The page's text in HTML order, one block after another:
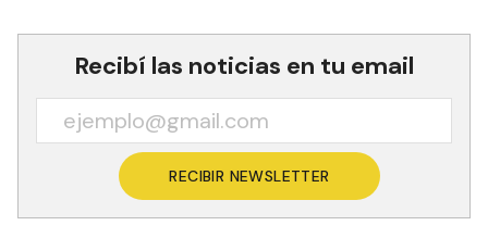
Recibí las noticias en tu email
RECIBIR NEWSLETTER